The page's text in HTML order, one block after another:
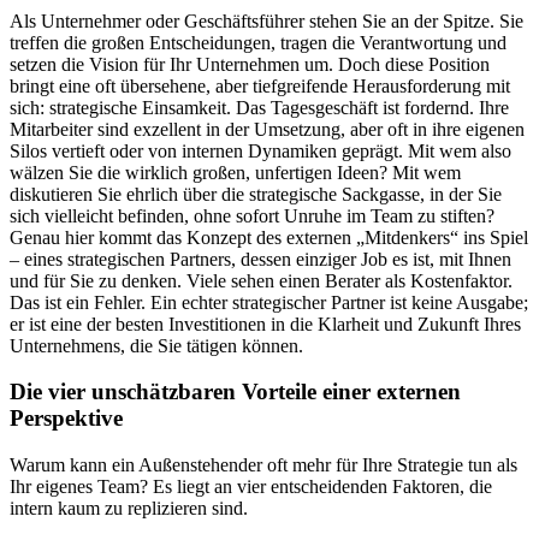
Als Unternehmer oder Geschäftsführer stehen Sie an der Spitze. Sie
treffen die großen Entscheidungen, tragen die Verantwortung und
setzen die Vision für Ihr Unternehmen um. Doch diese Position
bringt eine oft übersehene, aber tiefgreifende Herausforderung mit
sich: strategische Einsamkeit. Das Tagesgeschäft ist fordernd. Ihre
Mitarbeiter sind exzellent in der Umsetzung, aber oft in ihre eigenen
Silos vertieft oder von internen Dynamiken geprägt. Mit wem also
wälzen Sie die wirklich großen, unfertigen Ideen? Mit wem
diskutieren Sie ehrlich über die strategische Sackgasse, in der Sie
sich vielleicht befinden, ohne sofort Unruhe im Team zu stiften?
Genau hier kommt das Konzept des externen „Mitdenkers“ ins Spiel
– eines strategischen Partners, dessen einziger Job es ist, mit Ihnen
und für Sie zu denken. Viele sehen einen Berater als Kostenfaktor.
Das ist ein Fehler. Ein echter strategischer Partner ist keine Ausgabe;
er ist eine der besten Investitionen in die Klarheit und Zukunft Ihres
Unternehmens, die Sie tätigen können.
Die vier unschätzbaren Vorteile einer externen
Perspektive
Warum kann ein Außenstehender oft mehr für Ihre Strategie tun als
Ihr eigenes Team? Es liegt an vier entscheidenden Faktoren, die
intern kaum zu replizieren sind.